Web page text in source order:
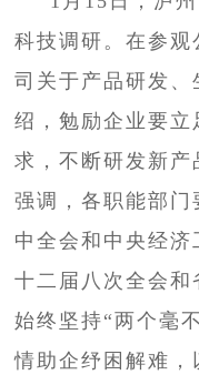
科技调研。在参
司关于产品研发
绍，勉励企业要
求，不断研发新
强调，各职能部门
中全会和中央经
十二届八次全会和
始终坚持“两个毫
情助企纾困解难